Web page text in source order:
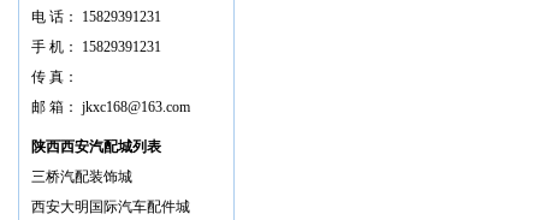
电 话：
15829391231
手 机：
15829391231
传 真：
邮 箱： jkxc168@163.com
陕西西安汽配城列表
三桥汽配装饰城
西安大明国际汽车配件城